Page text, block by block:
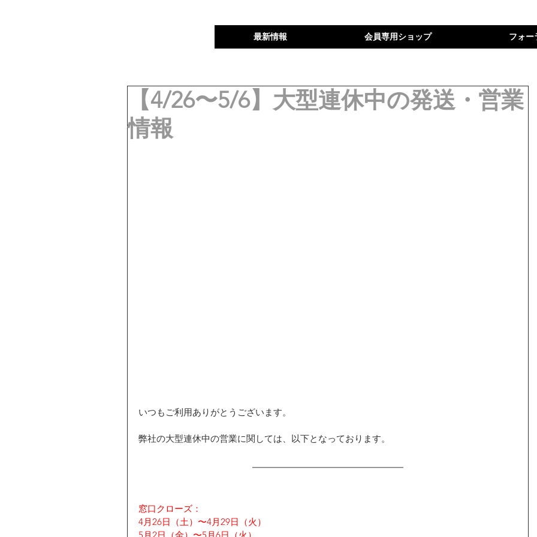
最新情報 会員専用ショップ フォー
【4/26〜5/6】大型連休中の発送・営業
情報
いつもご利用ありがとうございます。
弊社の大型連休中の営業に関しては、以下となっております。
窓口クローズ：
4月26日（土）〜4月29日（火）